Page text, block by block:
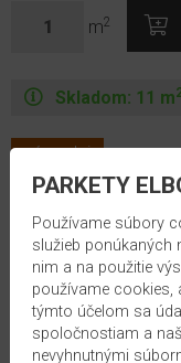
m2
Skladom: 11 m
výpredaj
Popis
Tento dekor
PARKETY
Používame súbory
služieb ponúkaných
nim a na použitie
používame cookies,
týmto účelom sa
spoločnostiam a
nevyhnutnými